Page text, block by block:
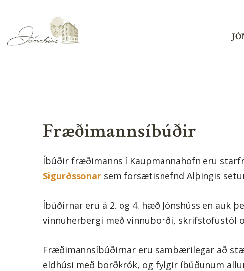
Fræðimannsíbúðir
Íbúðir fræðimanns í Kaupmannahöfn eru
Sigurðssonar sem forsætisnefnd Alþingis
Íbúðirnar eru á 2. og 4. hæð Jónshúss en auk
vinnuherbergi með vinnuborði, skrifstofustól
Fræðimannsíbúðirnar eru sambærilegar að
eldhúsi með borðkrók, og fylgir íbúðunum